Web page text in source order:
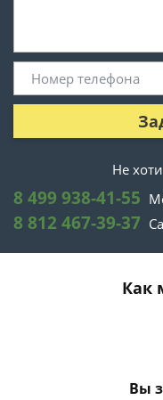
Не
8 499 938-41-55
8 812 467-39-37
Как
Вы